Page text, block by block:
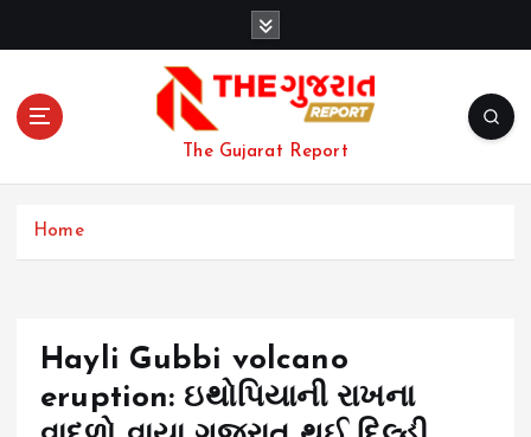
The Gujarat Report
Home
Hayli Gubbi volcano
eruption: ઇથોપિયાની રાખના